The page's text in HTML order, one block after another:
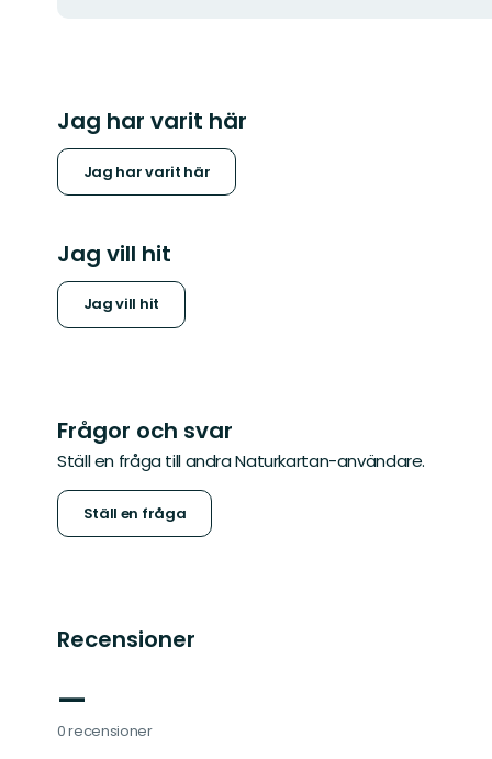
Jag har varit här
Jag har varit här
Jag vill hit
Jag vill hit
Frågor och svar
Ställ en fråga till andra Naturkartan-användare.
Ställ en fråga
Recensioner
—
0 recensioner